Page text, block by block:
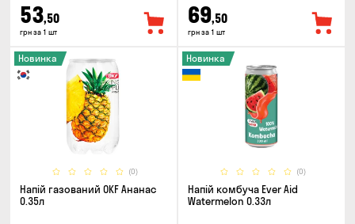
53,50
грн за 1 шт
69,50
грн за 1 шт
(0)
Новинка
Напій газований OKF Ананас
0.35л
(0)
Новинка
Напій комбуча Ever Aid
Watermelon 0.33л